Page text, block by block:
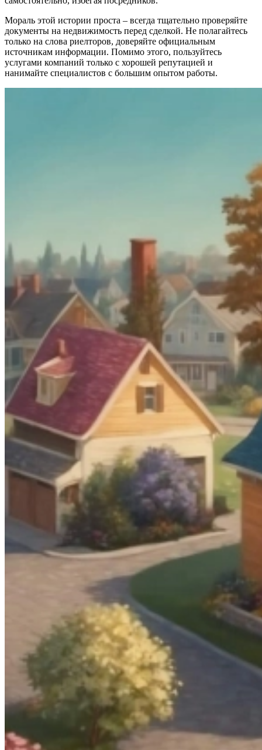
Мораль этой истории проста – всегда тщательно проверяйте
документы на недвижимость перед сделкой. Не полагайтесь
только на слова риелторов, доверяйте официальным
источникам информации. Помимо этого, пользуйтесь
услугами компаний только с хорошей репутацией и
нанимайте специалистов с большим опытом работы.